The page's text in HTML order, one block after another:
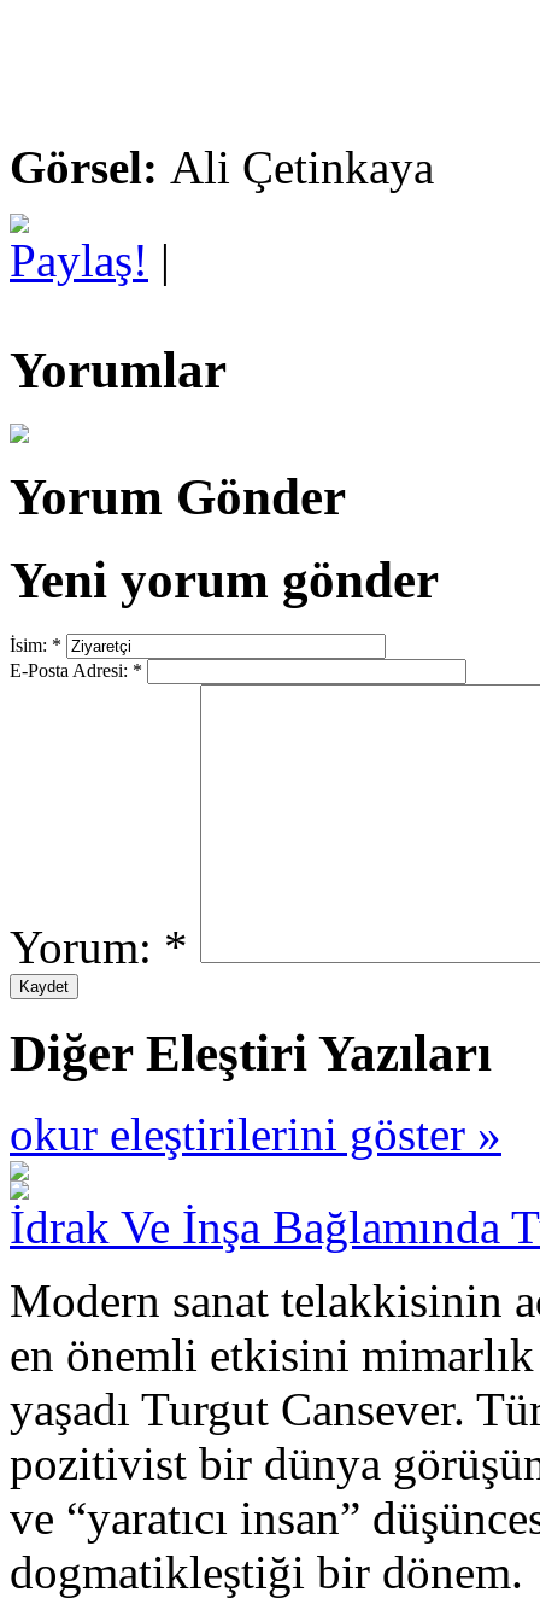
Görsel: Ali Çetinkaya
Paylaş! |
Yorumlar
Yorum Gönder
Yeni yorum gönder
İsim: *
E-Posta Adresi: *
Yorum: *
Diğer Eleştiri Yazıları
okur eleştirilerini göster »
İdrak Ve İnşa Bağlamında
Modern sanat telakkisinin
en önemli etkisini
yaşadı Turgut Cansever.
pozitivist bir dünya
ve “yaratıcı insan”
dogmatikleştiği bir dönem.